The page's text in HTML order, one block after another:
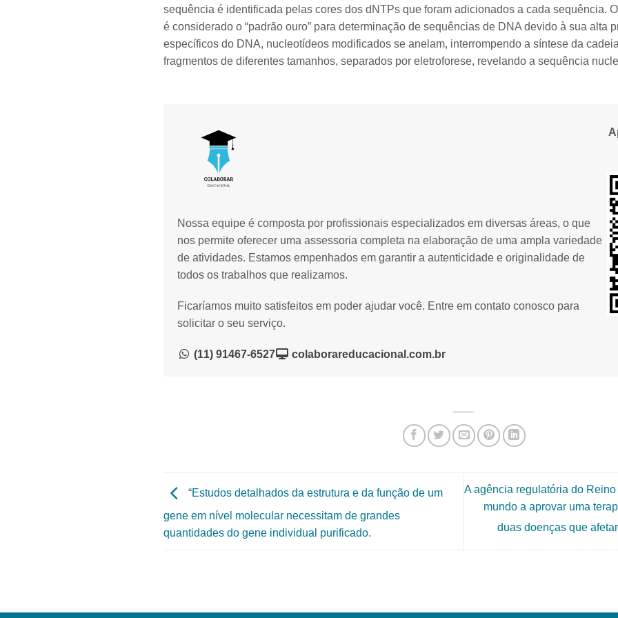
sequência é identificada pelas cores dos dNTPs que foram adicionados a cada sequência.
é considerado o “padrão ouro” para determinação de sequências de DNA devido à sua alta
específicos do DNA, nucleotídeos modificados se anelam, interrompendo a síntese da
fragmentos de diferentes tamanhos, separados por eletroforese, revelando a sequência
Nossa equipe é composta por profissionais especializados em diversas áreas, o que
nos permite oferecer uma assessoria completa na elaboração de uma ampla variedade
de atividades. Estamos empenhados em garantir a autenticidade e originalidade de
todos os trabalhos que realizamos.
Ficaríamos muito satisfeitos em poder ajudar você. Entre em contato conosco para
solicitar o seu serviço.
(11) 91467-6527 colaborareducacional.com.br
“Estudos detalhados da estrutura e da função de um
gene em nível molecular necessitam de grandes
quantidades do gene individual purificado.
A agência regulatória do
mundo a aprovar uma
duas doenças que